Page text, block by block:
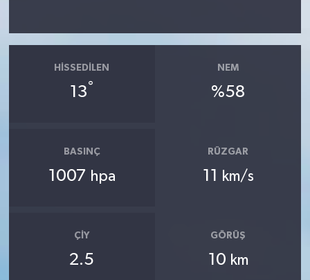
HISSEDILEN
13°
NEM
%58
BASINÇ
1007 hpa
RÜZGAR
11 km/s
ÇIY
2.5
GÖRÜŞ
10 km